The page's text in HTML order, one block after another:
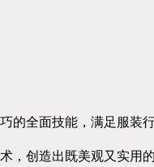
的全面技能，满足服装
，创造出既美观又实用